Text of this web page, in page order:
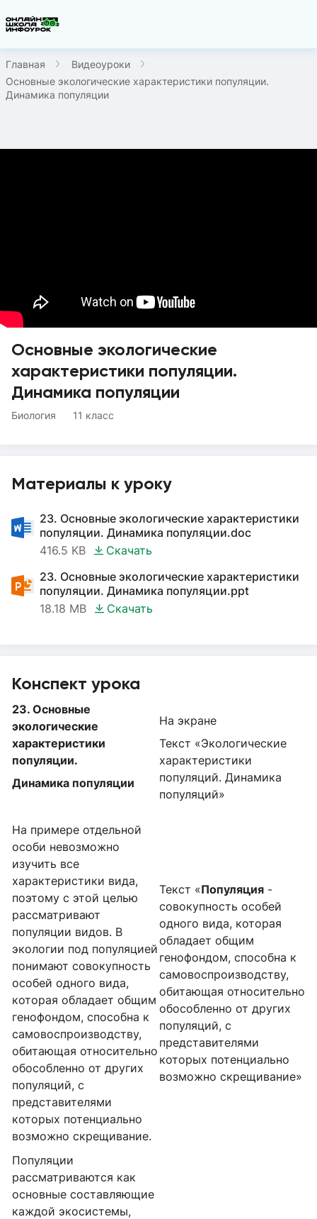
Главная
Видеоуроки
Основные экологические характеристики популяции.
Динамика популяции
Основные экологические
характеристики популяции.
Динамика популяции
Биология 11 класс
Материалы к уроку
23. Основные экологические характеристики
популяции. Динамика популяции.doc
416.5 KB
Скачать
23. Основные экологические характеристики
популяции. Динамика популяции.ppt
18.18 MB
Скачать
Конспект урока
23. Основные
экологические
характеристики
популяции.
Динамика популяции
На экране
Текст «Экологические
характеристики
популяций. Динамика
популяций»
На примере отдельной
особи невозможно
изучить все
характеристики вида,
поэтому с этой целью
рассматривают
популяции видов. В
экологии под популяцией
понимают совокупность
особей одного вида,
которая обладает общим
генофондом, способна к
самовоспроизводству,
обитающая относительно
обособленно от других
популяций, с
представителями
которых потенциально
возможно скрещивание.
Текст «Популяция -
совокупность особей
одного вида, которая
обладает общим
генофондом, способна к
самовоспроизводству,
обитающая относительно
обособленно от других
популяций, с
представителями
которых потенциально
возможно скрещивание»
Популяции
рассматриваются как
основные составляющие
каждой экосистемы,